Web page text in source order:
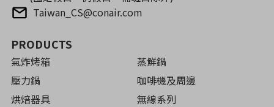
Taiwan_CS@conair.com
PRODUCTS
氣炸烤箱
蒸鮮鍋
壓力鍋
咖啡機及周邊
烘焙器具
無線系列